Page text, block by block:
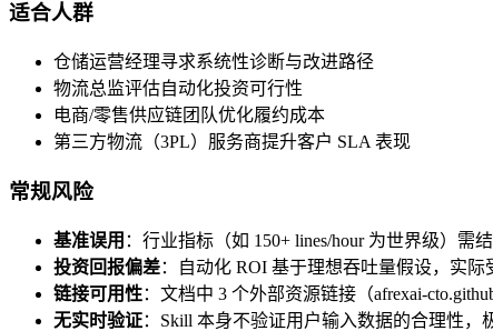
适合人群
仓储运营经理寻求系统性诊断与改进路径
物流总监评估自动化投资可行性
电商/零售供应链团队优化履约成本
第三方物流（3PL）服务商提升客户 SLA 表现
常规风险
基准误用 ：行业指标（如 150+ lines/hour 为世界级）需
投资回报偏差：自动化 ROI 基于理想吞吐量假设，实
链接可用性：文档中 3 个外部资源链接（afrexai-
无实时验证：Skill 本身不验证用户输入数据的合理性，